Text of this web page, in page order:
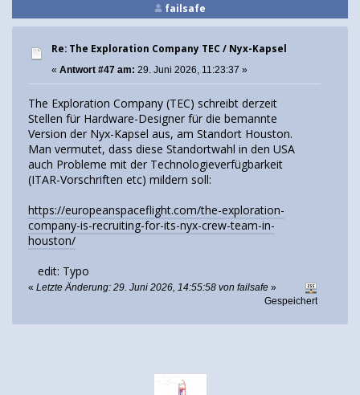
failsafe
Re: The Exploration Company TEC / Nyx-Kapsel
« Antwort #47 am: 29. Juni 2026, 11:23:37 »
The Exploration Company (TEC) schreibt derzeit
Stellen für Hardware-Designer für die bemannte
Version der Nyx-Kapsel aus, am Standort Houston.
Man vermutet, dass diese Standortwahl in den USA
auch Probleme mit der Technologieverfügbarkeit
(ITAR-Vorschriften etc) mildern soll:
https://europeanspaceflight.com/the-exploration-
company-is-recruiting-for-its-nyx-crew-team-in-
houston/
edit: Typo
« Letzte Änderung: 29. Juni 2026, 14:55:58 von failsafe »
Gespeichert